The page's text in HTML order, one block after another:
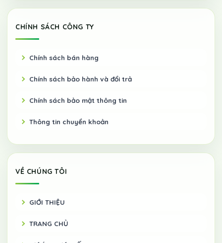
CHÍNH SÁCH CÔNG TY
Chính sách bán hàng
Chính sách bảo hành và đổi trả
Chính sách bảo mật thông tin
Thông tin chuyển khoản
VỀ CHÚNG TÔI
GIỚI THIỆU
TRANG CHỦ